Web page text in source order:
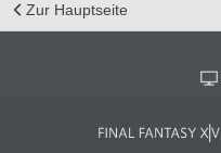
Zur Hauptseite